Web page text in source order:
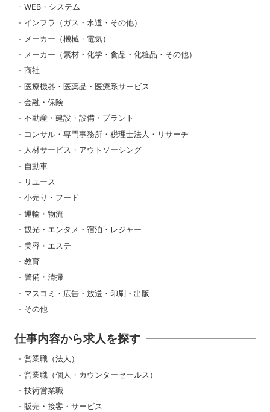
WEB・システム
インフラ（ガス・水道・その他）
メーカー（機械・電気）
メーカー（素材・化学・食品・化粧品・その他）
商社
医療機器・医薬品・医療系サービス
金融・保険
不動産・建設・設備・プラント
コンサル・専門事務所・税理士法人・リサーチ
人材サービス・アウトソーシング
自動車
リユース
小売り・フード
運輸・物流
観光・エンタメ・宿泊・レジャー
美容・エステ
教育
警備・清掃
マスコミ・広告・放送・印刷・出版
その他
仕事内容から求人を探す
営業職（法人）
営業職（個人・カウンターセールス）
技術営業職
販売・接客・サービス